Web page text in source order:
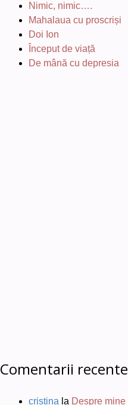
Nimic, nimic….
Mahalaua cu proscriși
Doi Ion
Început de viață
De mână cu depresia
Comentarii recente
cristina la Despre mine